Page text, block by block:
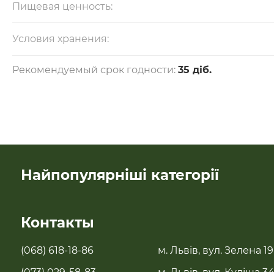
Пищевая ценность:
на 100 г: білки — 3 г, жири — 22 г, вуглеводи — 4 г.
Калорійність — 287 ккал.
Условия хранения:
Зберігати у холодильнику при температурі +5 °C. Після
відкриття: вжити протягом 5 діб.
Рекомендуемый срок годности: 35 діб.
Найпопулярніші категорії
Бестселери
Контакты
(068) 618-18-86
м. Львів, вул. Зелена 19